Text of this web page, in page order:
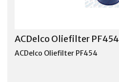
ACDelco Oliefilter PF454
ACDelco Oliefilter PF454